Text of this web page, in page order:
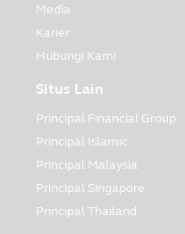
Media
Karier
Hubungi Kami
Situs Lain
Principal Financial Group
Principal Islamic
Principal Malaysia
Principal Singapore
Principal Thailand